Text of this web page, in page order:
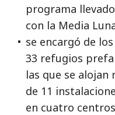
programa
con la Media
se encargó de
33 refugios
las que se
de 11
en cuatro